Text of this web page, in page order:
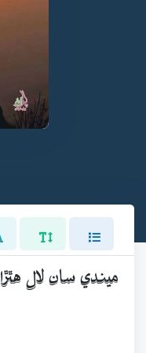
ميندي سان لال هٿڙا